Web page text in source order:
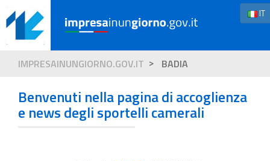
IT
IMPRESAINUNGIORNO.GOV.IT BADIA
Benvenuti nella pagina di accoglienza
e news degli sportelli camerali